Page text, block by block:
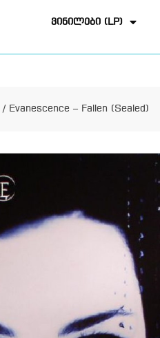
ვინილები (LP)
/ Evanescence – Fallen (Sealed)